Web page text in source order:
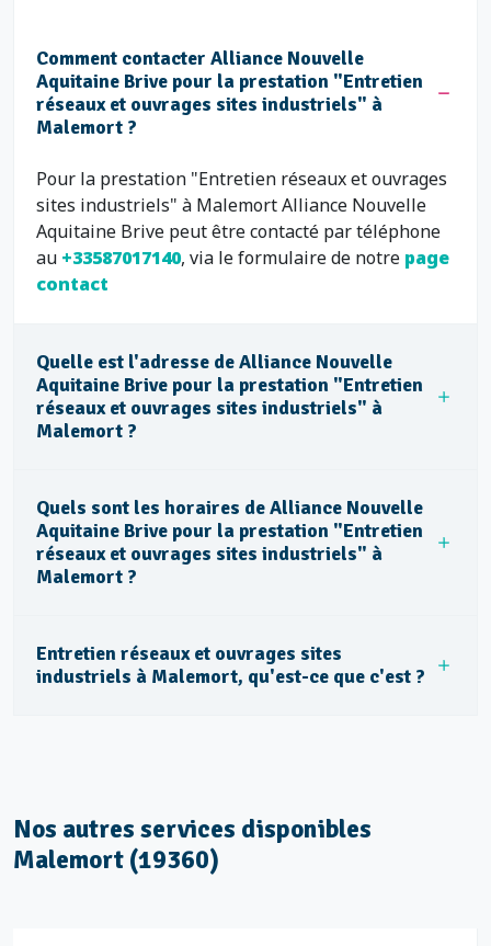
Comment contacter Alliance Nouvelle
Aquitaine Brive pour la prestation "Entretien
réseaux et ouvrages sites industriels" à
Malemort ?
Pour la prestation "Entretien réseaux et ouvrages
sites industriels" à Malemort Alliance Nouvelle
Aquitaine Brive peut être contacté par téléphone
au +33587017140, via le formulaire de notre page
contact
Quelle est l'adresse de Alliance Nouvelle
Aquitaine Brive pour la prestation "Entretien
réseaux et ouvrages sites industriels" à
Malemort ?
Quels sont les horaires de Alliance Nouvelle
Aquitaine Brive pour la prestation "Entretien
réseaux et ouvrages sites industriels" à
Malemort ?
Entretien réseaux et ouvrages sites
industriels à Malemort, qu'est-ce que c'est ?
Nos autres services disponibles
Malemort (19360)